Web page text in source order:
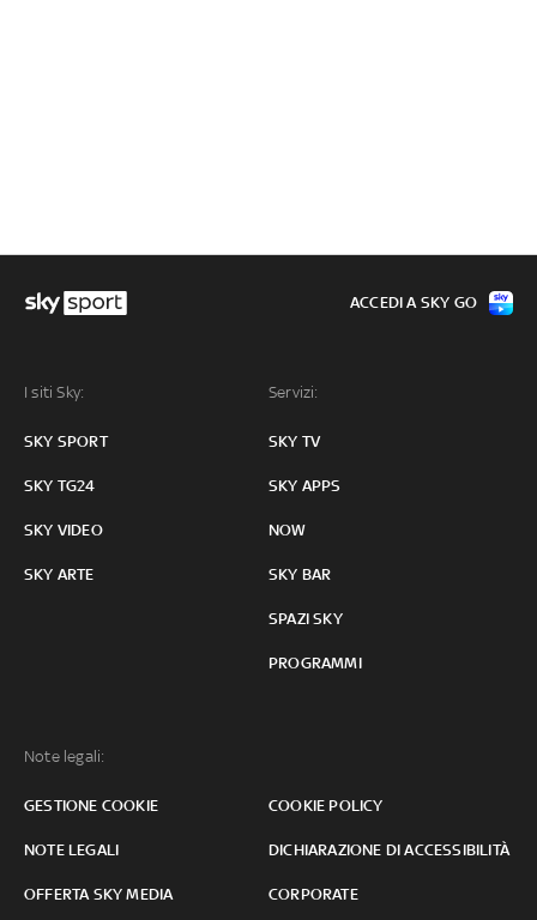
I siti Sky:
SKY SPORT
SKY TG24
SKY VIDEO
SKY ARTE
Servizi:
SKY TV
SKY APPS
NOW
SKY BAR
SPAZI SKY
PROGRAMMI
Note legali:
GESTIONE COOKIE COOKIE POLICY
NOTE LEGALI DICHIARAZIONE DI ACCESSIBILITÀ
OFFERTA SKY MEDIA CORPORATE
ACCEDI A SKY GO